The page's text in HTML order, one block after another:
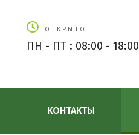
ОТКРЫТО
ПН - ПТ : 08:00 - 18:00
КОНТАКТЫ